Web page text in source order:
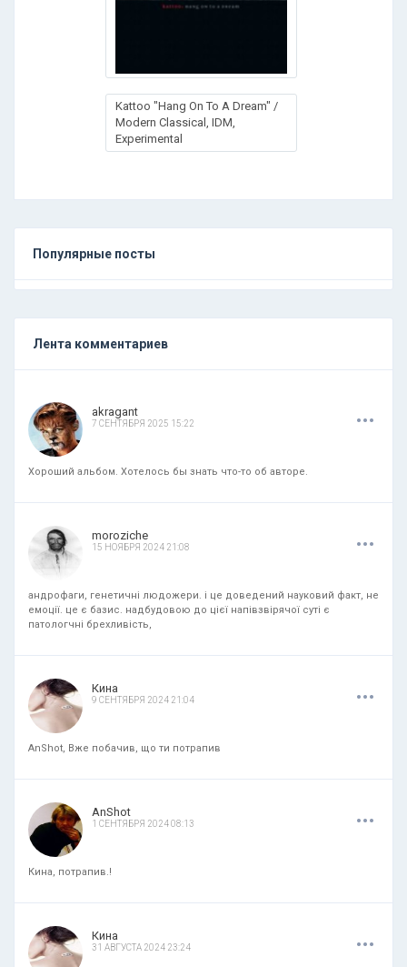
Kattoo "Hang On To A Dream" /
Modern Classical, IDM,
Experimental
Популярные посты
Лента комментариев
akragant
7 СЕНТЯБРЯ 2025 15:22 ...
Хороший альбом. Хотелось бы знать что-то об авторе.
moroziche
15 НОЯБРЯ 2024 21:08 ...
андрофаги, генетичні людожери. і це доведений науковий факт, не
емоції. це є базис. надбудовою до цієї напівзвірячої суті є
патологчні брехливість,
Кина
9 СЕНТЯБРЯ 2024 21:04 ...
AnShot, Вже побачив, що ти потрапив
AnShot
1 СЕНТЯБРЯ 2024 08:13 ...
Кина, потрапив.!
Кина
31 АВГУСТА 2024 23:24 ...